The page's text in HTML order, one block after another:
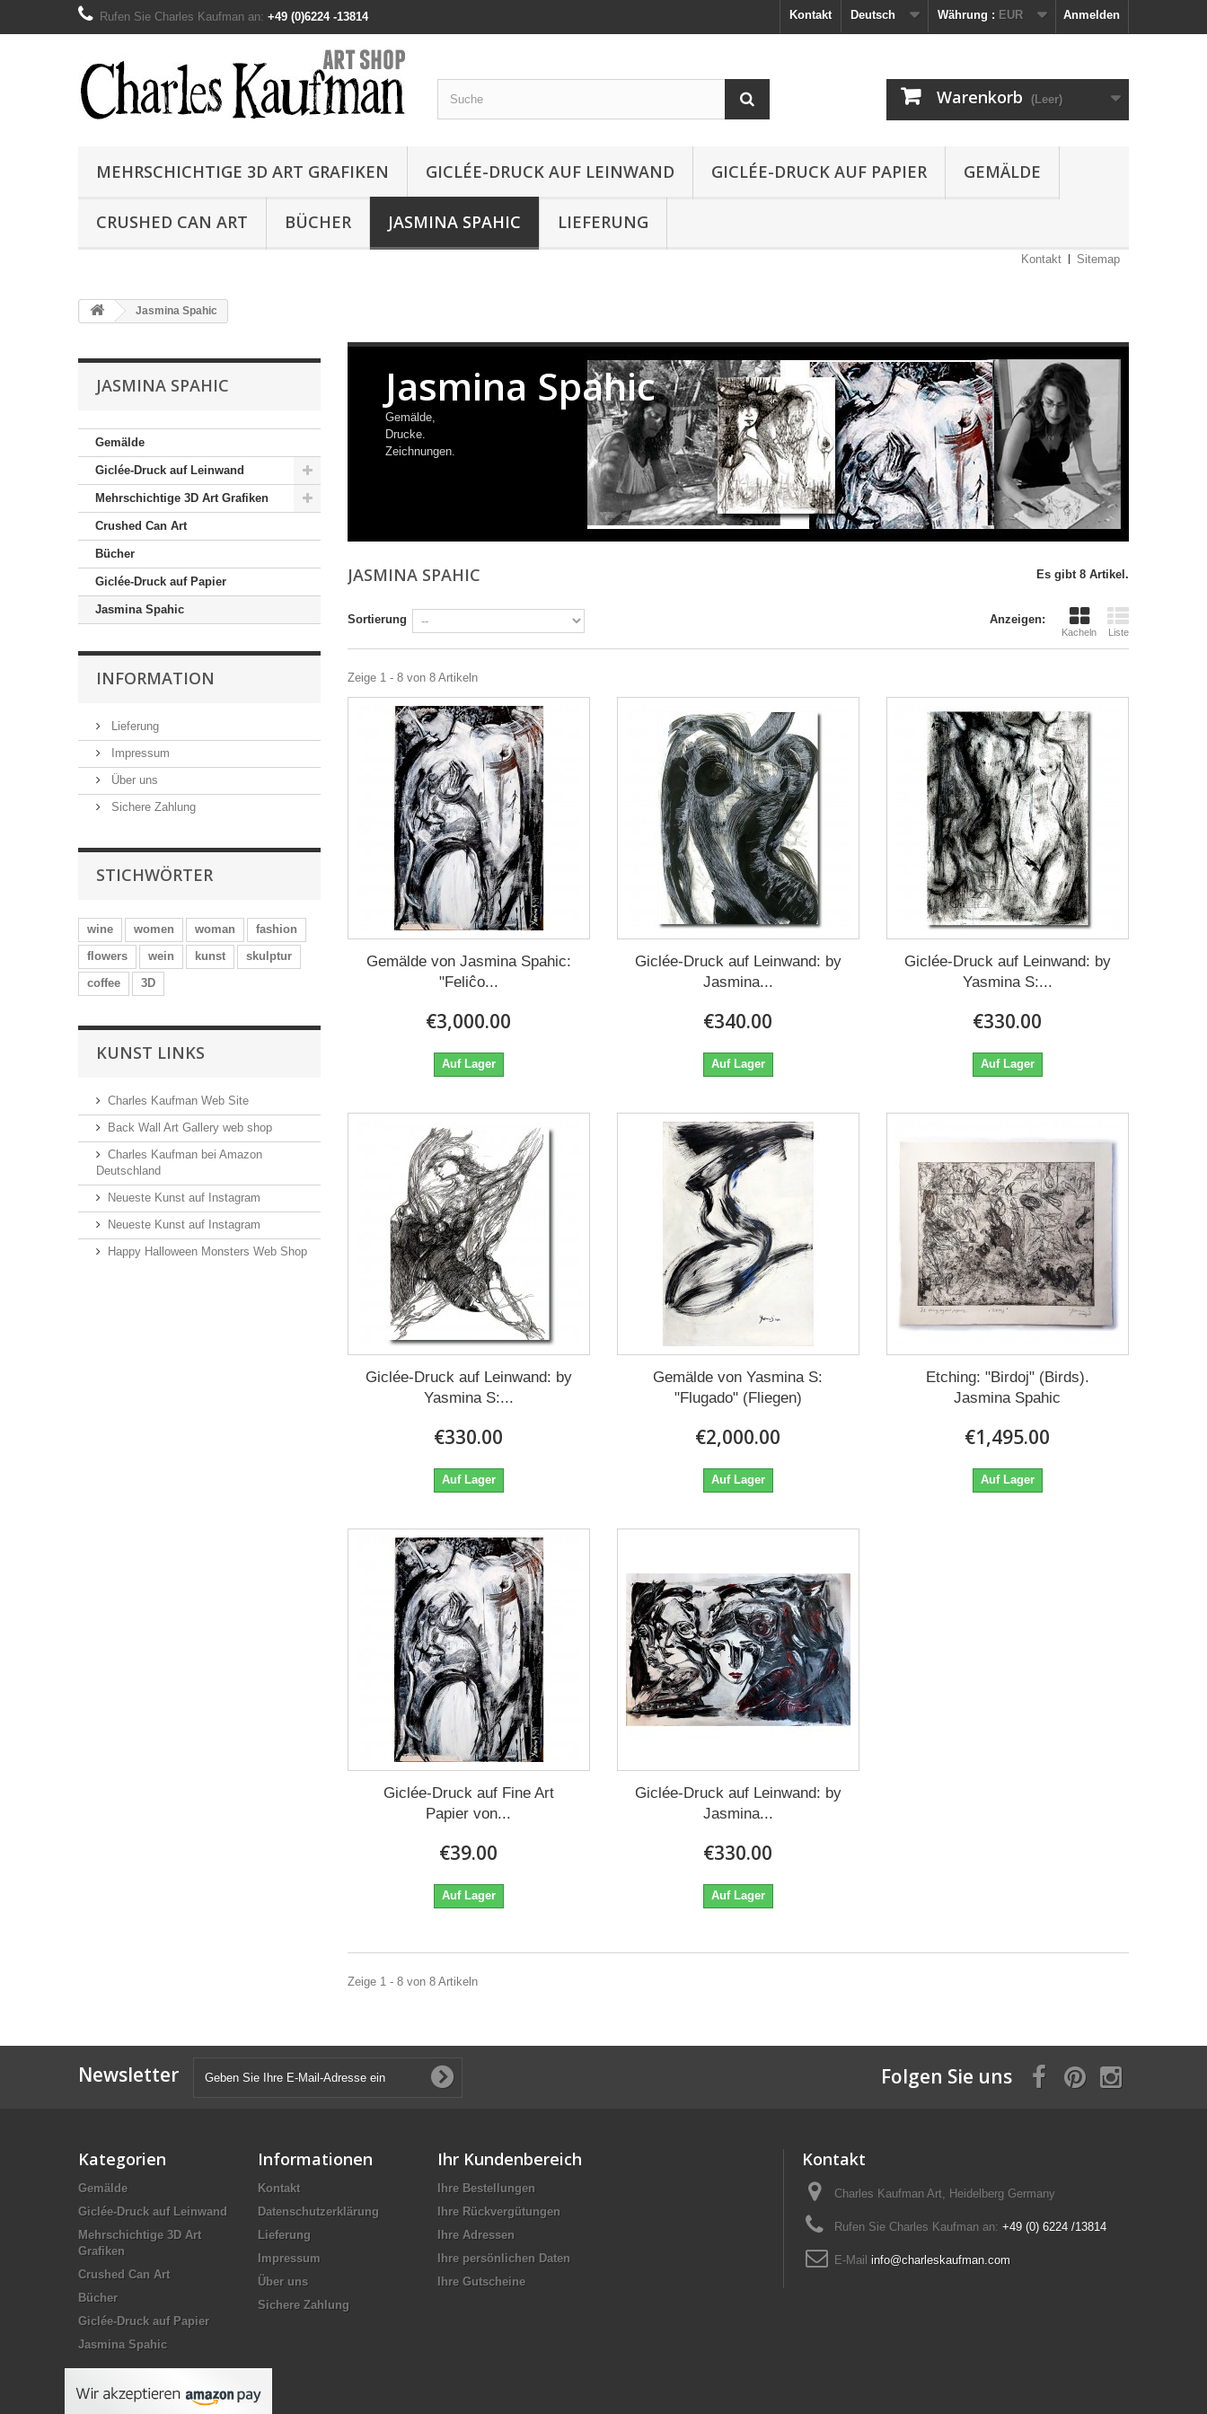
Anmelden
Währung : EUR
Deutsch
Kontakt
Rufen Sie Charles Kaufman an: +49 (0)6224 -13814
Warenkorb (Leer)
MEHRSCHICHTIGE 3D ART GRAFIKEN GICLÉE-DRUCK AUF LEINWAND GICLÉE-DRUCK AUF PAPIER GEMÄLDE
CRUSHED CAN ART BÜCHER JASMINA SPAHIC LIEFERUNG
Kontakt Sitemap
Jasmina Spahic
JASMINA SPAHIC
Gemälde
Giclée-Druck auf Leinwand
Mehrschichtige 3D Art Grafiken
Crushed Can Art
Bücher
Giclée-Druck auf Papier
Jasmina Spahic
INFORMATION
Lieferung
Impressum
Über uns
Sichere Zahlung
STICHWÖRTER
wine women woman
fashion
flowers
wein kunst
skulptur
coffee
3D
KUNST LINKS
Charles Kaufman Web Site
Back Wall Art Gallery web shop
Charles Kaufman bei Amazon
Deutschland
Neueste Kunst auf Instagram
Neueste Kunst auf Instagram
Happy Halloween Monsters Web Shop
Jasmina Spahic
Gemälde,
Drucke.
Zeichnungen.
JASMINA SPAHIC Es gibt 8 Artikel.
Anzeigen:
Kacheln Liste
Sortierung
Zeige 1 - 8 von 8 Artikeln
Gemälde von Jasmina Spahic:
"Feliĉo...
€3,000.00
Auf Lager
Giclée-Druck auf Leinwand: by
Jasmina...
€340.00
Auf Lager
Giclée-Druck auf Leinwand: by
Yasmina S:...
€330.00
Auf Lager
Giclée-Druck auf Leinwand: by
Yasmina S:...
€330.00
Auf Lager
Gemälde von Yasmina S:
"Flugado" (Fliegen)
€2,000.00
Auf Lager
Etching: "Birdoj" (Birds).
Jasmina Spahic
€1,495.00
Auf Lager
Giclée-Druck auf Fine Art
Papier von...
€39.00
Auf Lager
Giclée-Druck auf Leinwand: by
Jasmina...
€330.00
Auf Lager
Zeige 1 - 8 von 8 Artikeln
Newsletter Folgen Sie uns
Kategorien
Gemälde
Giclée-Druck auf Leinwand
Mehrschichtige 3D Art
Grafiken
Crushed Can Art
Bücher
Giclée-Druck auf Papier
Jasmina Spahic
Informationen
Kontakt
Datenschutzerklärung
Lieferung
Impressum
Über uns
Sichere Zahlung
Ihr Kundenbereich
Ihre Bestellungen
Ihre Rückvergütungen
Ihre Adressen
Ihre persönlichen Daten
Ihre Gutscheine
Kontakt
Charles Kaufman Art, Heidelberg Germany
Rufen Sie Charles Kaufman an: +49 (0) 6224 /13814
E-Mail info@charleskaufman.com